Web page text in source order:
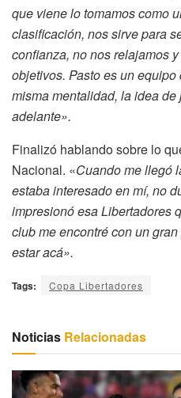
que viene lo tomamos como
clasificación, nos sirve para
confianza, no nos relajamos
objetivos. Pasto es un
misma mentalidad, la idea
adelante».
Finalizó hablando sobre lo
Nacional. «Cuando me llegó
estaba interesado en mí, no
impresionó esa Libertadores
club me encontré con un
estar acá».
Tags: Copa Libertadores
Noticias Relacionadas